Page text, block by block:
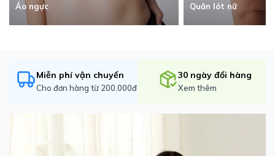
Áo ngực Quần lót nữ
Miễn phí vận chuyển
Cho đơn hàng từ 200.000đ
30 ngày đổi hàng
Xem thêm